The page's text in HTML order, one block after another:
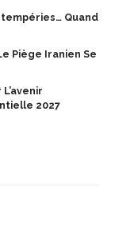
Quand
Piège Iranien Se
2027